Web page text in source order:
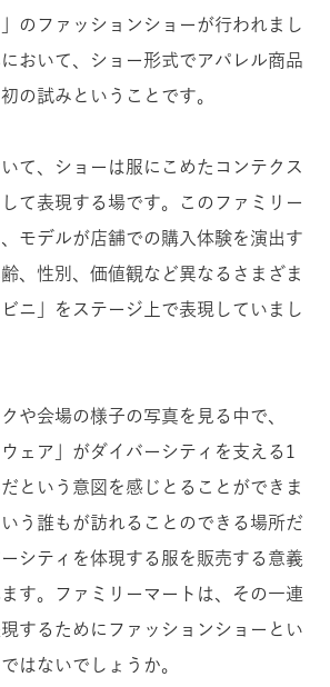
のファッションショーが行われまし
おいて、ショー形式でアパレル商品
の試みということです。
て、ショーは服にこめたコンテクス
て表現する場です。このファミリー
モデルが店舗での購入体験を演出す
、性別、価値観など異なるさまざま
ニ」をステージ上で表現していまし
や会場の様子の写真を見る中で、
ェア」がダイバーシティを支える1
という意図を感じとることができま
う誰もが訪れることのできる場所だ
シティを体現する服を販売する意義
す。ファミリーマートは、その一連
するためにファッションショーとい
はないでしょうか。